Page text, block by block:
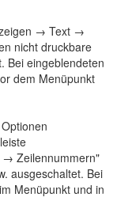
→ Text →
nicht druckbare
Bei eingeblendeten
dem Menüpunkt
Zeilennummern"
ausgeschaltet. Bei
Menüpunkt und in